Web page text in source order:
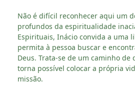
Não é difícil reconhecer aqui um
profundos da espiritualidade
Espirituais, Inácio convida a uma
permita à pessoa buscar e
Deus. Trata-se de um caminho
torna possível colocar a própria
missão.